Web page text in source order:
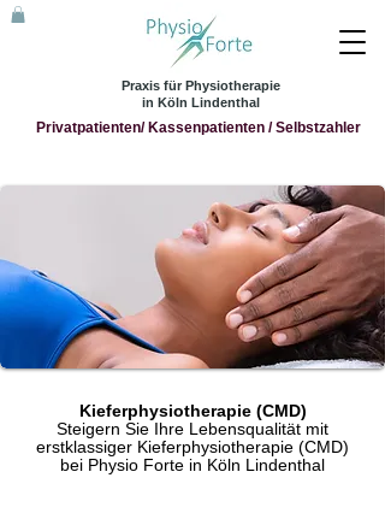
Praxis für Physiotherapie
in Köln Lindenthal
Privatpatienten/ Kassenpatienten / Selbstzahler
Kieferphysiotherapie (CMD)
Steigern Sie Ihre Lebensqualität mit
erstklassiger Kieferphysiotherapie (CMD)
bei Physio Forte in Köln Lindenthal